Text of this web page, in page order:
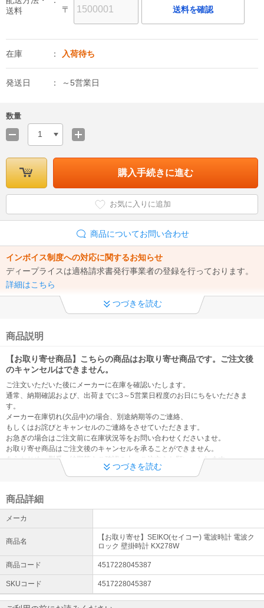
送料
〒 送料を確認
在庫 入荷待ち
発送日 ～5営業日
数量
1
購入手続きに進む
お気に入りに追加
商品についてお問い合わせ
インボイス制度への対応に関するお知らせ
ディープライスは適格請求書発行事業者の登録を行っております。
詳細はこちら
つづきを読む
商品説明
【お取り寄せ商品】こちらの商品はお取り寄せ商品です。ご注文後
のキャンセルはできません。
ご注文いただいた後にメーカーに在庫を確認いたします。
通常、納期確認および、出荷までに3～5営業日程度のお日にちをいただきま
す。
メーカー在庫切れ(欠品中)の場合、別途納期等のご連絡、
もしくはお詫びとキャンセルのご連絡をさせていただきます。
お急ぎの場合はご注文前に在庫状況等をお問い合わせくださいませ。
お取り寄せ商品はご注文後のキャンセルを承ることができません。
あらかじめ、型番・納期等をご確認の上、ご注文をお願いいたします。
【インテリア時計】インテリア時計の販売につきましては下記内容
工場出荷時にモニター用電池を組み込んであります。モニター用電池の電池切
れは、仕様寿命より短い場合がございます。
つづきを読む
商品詳細
メーカ
商品名
【お取り寄せ】SEIKO(セイコー) 電波時計 電波ク
ロック 壁掛時計 KX278W
商品コード 4517228045387
SKUコード 4517228045387